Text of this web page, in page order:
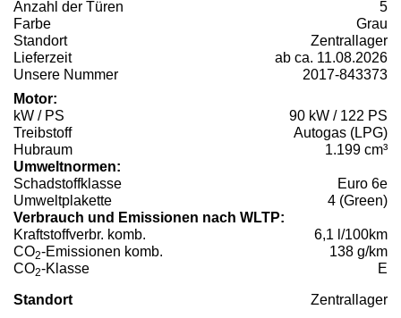
Anzahl der Türen
5
Farbe
Grau
Standort
Zentrallager
Lieferzeit
ab ca. 11.08.2026
Unsere Nummer
2017-843373
Motor:
kW / PS
90 kW / 122 PS
Treibstoff
Autogas (LPG)
Hubraum
1.199 cm³
Umweltnormen:
Schadstoffklasse
Euro 6e
Umweltplakette
4 (Green)
Verbrauch und Emissionen nach WLTP:
Kraftstoffverbr. komb.
6,1 l/100km
CO2-Emissionen komb.
138 g/km
CO2-Klasse E
Standort Zentrallager